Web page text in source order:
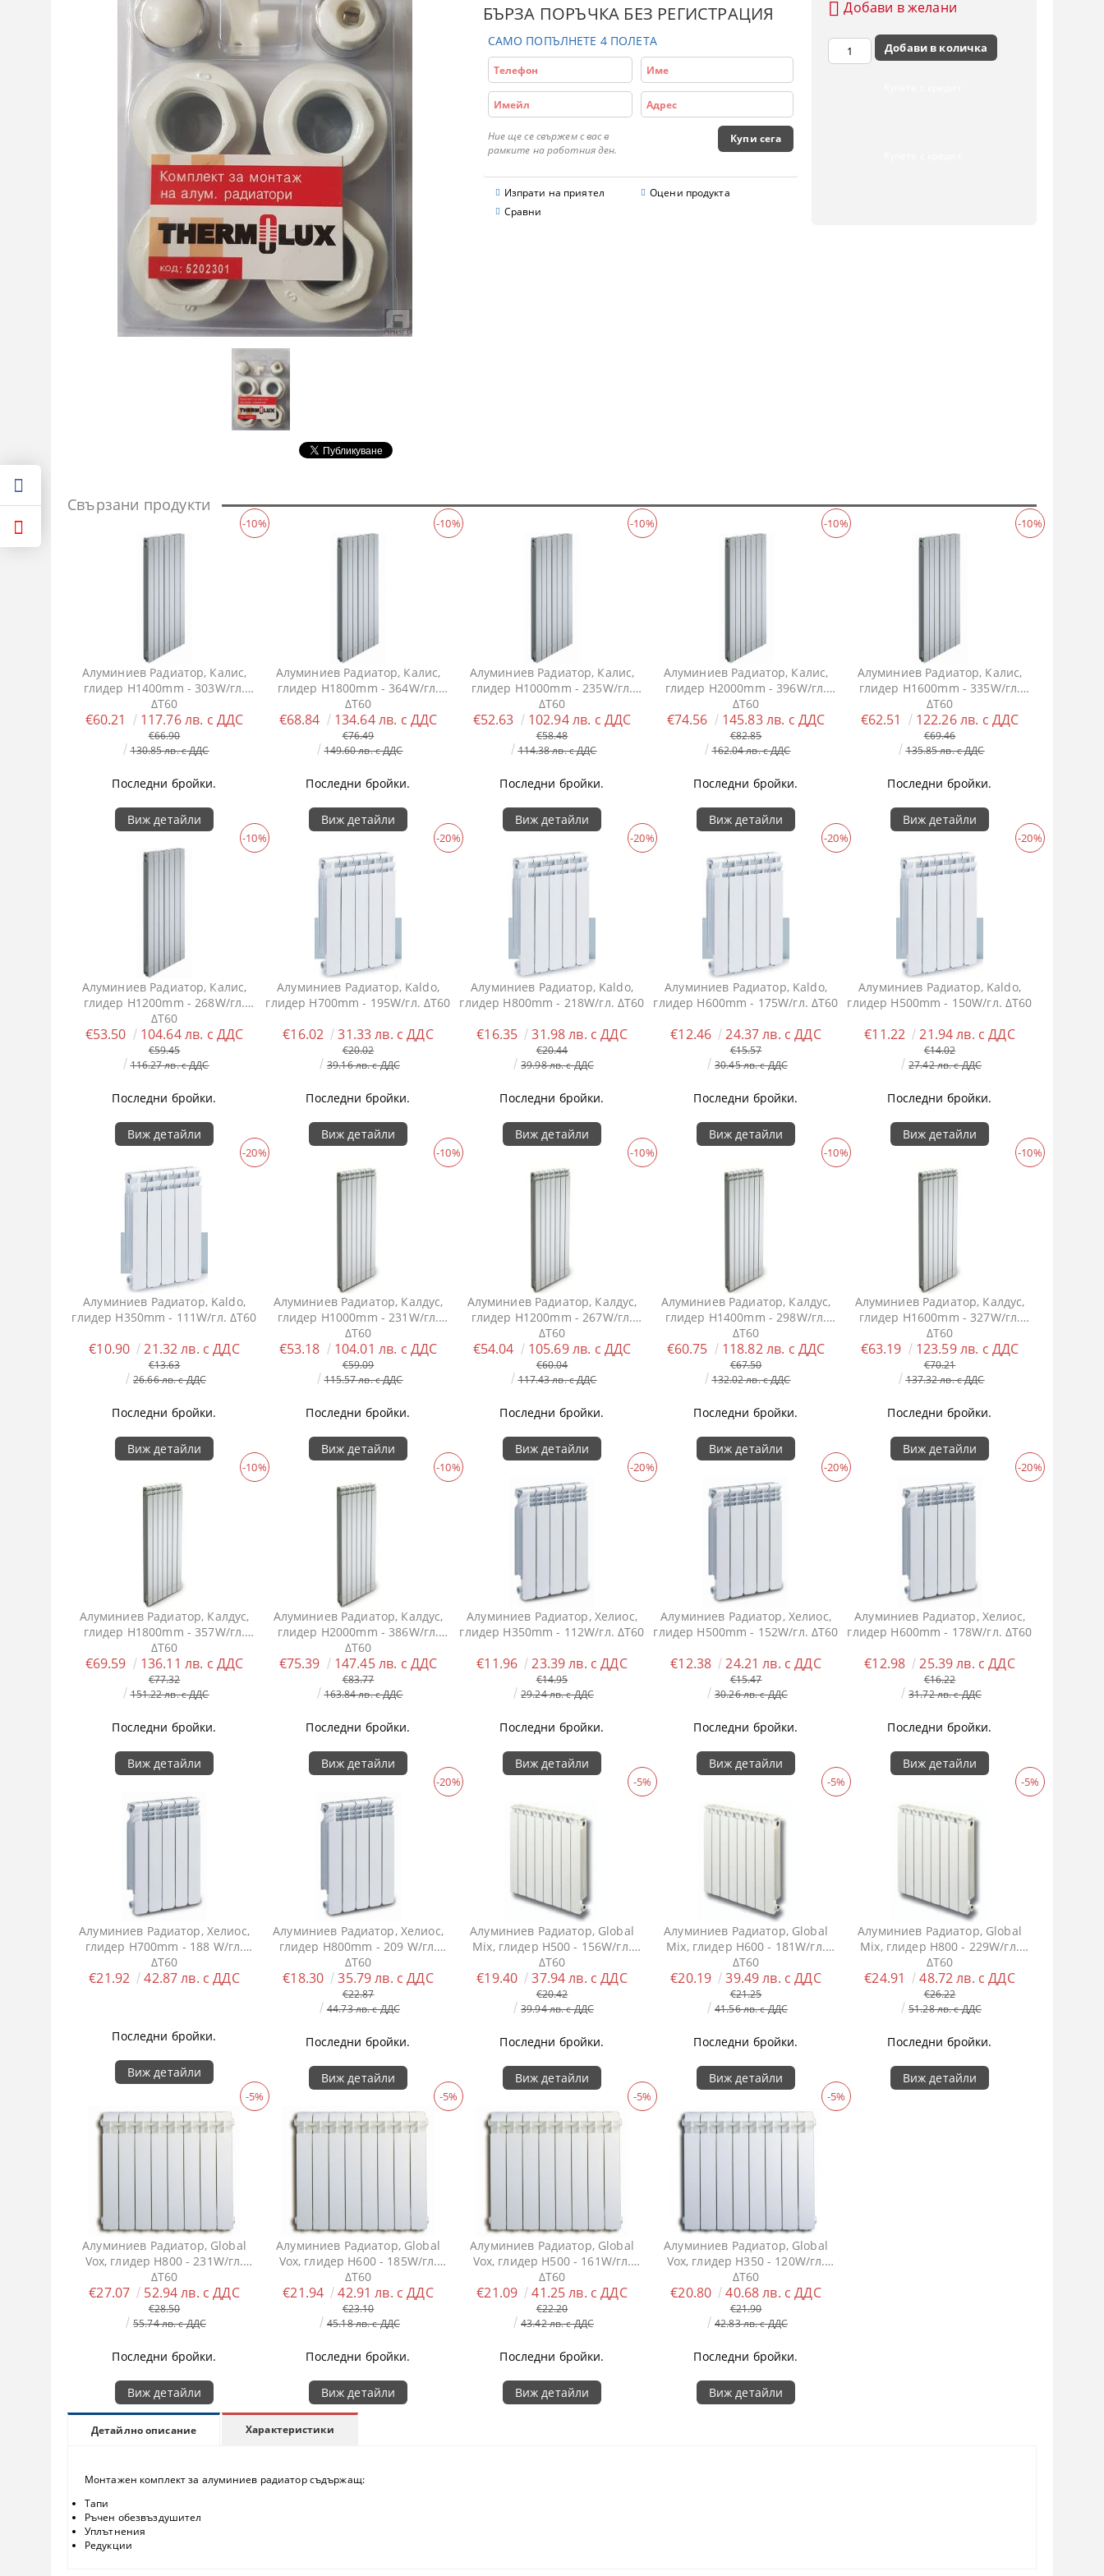
БЪРЗА ПОРЪЧКА БЕЗ РЕГИСТРАЦИЯ
САМО ПОПЪЛНЕТЕ 4 ПОЛЕТА
Ние ще се свържем с вас в
рамките на работния ден.
Изпрати на приятел
Оцени продукта
Сравни
Добави в желани
Свързани продукти
Алуминиев Радиатор, Калис,
глидер H1400mm - 303W/гл.
ΔT60
-10%
€60.21 117.76 лв. с ДДС
€66.90
130.85 лв. с ДДС
Последни бройки.
Виж детайли
Алуминиев Радиатор, Калис,
глидер H1800mm - 364W/гл.
ΔT60
-10%
€68.84 134.64 лв. с ДДС
€76.49
149.60 лв. с ДДС
Последни бройки.
Виж детайли
Алуминиев Радиатор, Калис,
глидер H1000mm - 235W/гл.
ΔT60
-10%
€52.63 102.94 лв. с ДДС
€58.48
114.38 лв. с ДДС
Последни бройки.
Виж детайли
Алуминиев Радиатор, Калис,
глидер H2000mm - 396W/гл.
ΔT60
-10%
€74.56 145.83 лв. с ДДС
€82.85
162.04 лв. с ДДС
Последни бройки.
Виж детайли
Алуминиев Радиатор, Калис,
глидер H1600mm - 335W/гл.
ΔT60
-10%
€62.51 122.26 лв. с ДДС
€69.46
135.85 лв. с ДДС
Последни бройки.
Виж детайли
Алуминиев Радиатор, Калис,
глидер H1200mm - 268W/гл.
ΔT60
-10%
€53.50 104.64 лв. с ДДС
€59.45
116.27 лв. с ДДС
Последни бройки.
Виж детайли
Алуминиев Радиатор, Kaldo,
глидер H700mm - 195W/гл. ΔT60
-20%
€16.02 31.33 лв. с ДДС
€20.02
39.16 лв. с ДДС
Последни бройки.
Виж детайли
Алуминиев Радиатор, Kaldo,
глидер H800mm - 218W/гл. ΔT60
-20%
€16.35 31.98 лв. с ДДС
€20.44
39.98 лв. с ДДС
Последни бройки.
Виж детайли
Алуминиев Радиатор, Kaldo,
глидер H600mm - 175W/гл. ΔT60
-20%
€12.46 24.37 лв. с ДДС
€15.57
30.45 лв. с ДДС
Последни бройки.
Виж детайли
Алуминиев Радиатор, Kaldo,
глидер H500mm - 150W/гл. ΔT60
-20%
€11.22 21.94 лв. с ДДС
€14.02
27.42 лв. с ДДС
Последни бройки.
Виж детайли
Алуминиев Радиатор, Kaldo,
глидер H350mm - 111W/гл. ΔT60
-20%
€10.90 21.32 лв. с ДДС
€13.63
26.66 лв. с ДДС
Последни бройки.
Виж детайли
Алуминиев Радиатор, Калдус,
глидер H1000mm - 231W/гл.
ΔT60
-10%
€53.18 104.01 лв. с ДДС
€59.09
115.57 лв. с ДДС
Последни бройки.
Виж детайли
Алуминиев Радиатор, Калдус,
глидер H1200mm - 267W/гл.
ΔT60
-10%
€54.04 105.69 лв. с ДДС
€60.04
117.43 лв. с ДДС
Последни бройки.
Виж детайли
Алуминиев Радиатор, Калдус,
глидер H1400mm - 298W/гл.
ΔT60
-10%
€60.75 118.82 лв. с ДДС
€67.50
132.02 лв. с ДДС
Последни бройки.
Виж детайли
Алуминиев Радиатор, Калдус,
глидер H1600mm - 327W/гл.
ΔT60
-10%
€63.19 123.59 лв. с ДДС
€70.21
137.32 лв. с ДДС
Последни бройки.
Виж детайли
Алуминиев Радиатор, Калдус,
глидер H1800mm - 357W/гл.
ΔT60
-10%
€69.59 136.11 лв. с ДДС
€77.32
151.22 лв. с ДДС
Последни бройки.
Виж детайли
Алуминиев Радиатор, Калдус,
глидер H2000mm - 386W/гл.
ΔT60
-10%
€75.39 147.45 лв. с ДДС
€83.77
163.84 лв. с ДДС
Последни бройки.
Виж детайли
Алуминиев Радиатор, Хелиос,
глидер H350mm - 112W/гл. ΔT60
-20%
€11.96 23.39 лв. с ДДС
€14.95
29.24 лв. с ДДС
Последни бройки.
Виж детайли
Алуминиев Радиатор, Хелиос,
глидер H500mm - 152W/гл. ΔT60
-20%
€12.38 24.21 лв. с ДДС
€15.47
30.26 лв. с ДДС
Последни бройки.
Виж детайли
Алуминиев Радиатор, Хелиос,
глидер H600mm - 178W/гл. ΔT60
-20%
€12.98 25.39 лв. с ДДС
€16.22
31.72 лв. с ДДС
Последни бройки.
Виж детайли
Алуминиев Радиатор, Хелиос,
глидер H700mm - 188 W/гл.
ΔT60
€21.92 42.87 лв. с ДДС
Последни бройки.
Виж детайли
Алуминиев Радиатор, Хелиос,
глидер H800mm - 209 W/гл.
ΔT60
-20%
€18.30 35.79 лв. с ДДС
€22.87
44.73 лв. с ДДС
Последни бройки.
Виж детайли
Алуминиев Радиатор, Global
Mix, глидер H500 - 156W/гл.
ΔT60
-5%
€19.40 37.94 лв. с ДДС
€20.42
39.94 лв. с ДДС
Последни бройки.
Виж детайли
Алуминиев Радиатор, Global
Mix, глидер H600 - 181W/гл.
ΔT60
-5%
€20.19 39.49 лв. с ДДС
€21.25
41.56 лв. с ДДС
Последни бройки.
Виж детайли
Алуминиев Радиатор, Global
Mix, глидер H800 - 229W/гл.
ΔT60
-5%
€24.91 48.72 лв. с ДДС
€26.22
51.28 лв. с ДДС
Последни бройки.
Виж детайли
Алуминиев Радиатор, Global
Vox, глидер H800 - 231W/гл.
ΔT60
-5%
€27.07 52.94 лв. с ДДС
€28.50
55.74 лв. с ДДС
Последни бройки.
Виж детайли
Алуминиев Радиатор, Global
Vox, глидер H600 - 185W/гл.
ΔT60
-5%
€21.94 42.91 лв. с ДДС
€23.10
45.18 лв. с ДДС
Последни бройки.
Виж детайли
Алуминиев Радиатор, Global
Vox, глидер H500 - 161W/гл.
ΔT60
-5%
€21.09 41.25 лв. с ДДС
€22.20
43.42 лв. с ДДС
Последни бройки.
Виж детайли
Алуминиев Радиатор, Global
Vox, глидер H350 - 120W/гл.
ΔT60
-5%
€20.80 40.68 лв. с ДДС
€21.90
42.83 лв. с ДДС
Последни бройки.
Виж детайли
Детайлно описание Характеристики
Монтажен комплект за алуминиев радиатор съдържащ:
Тапи
Ръчен обезвъздушител
Уплътнения
Редукции